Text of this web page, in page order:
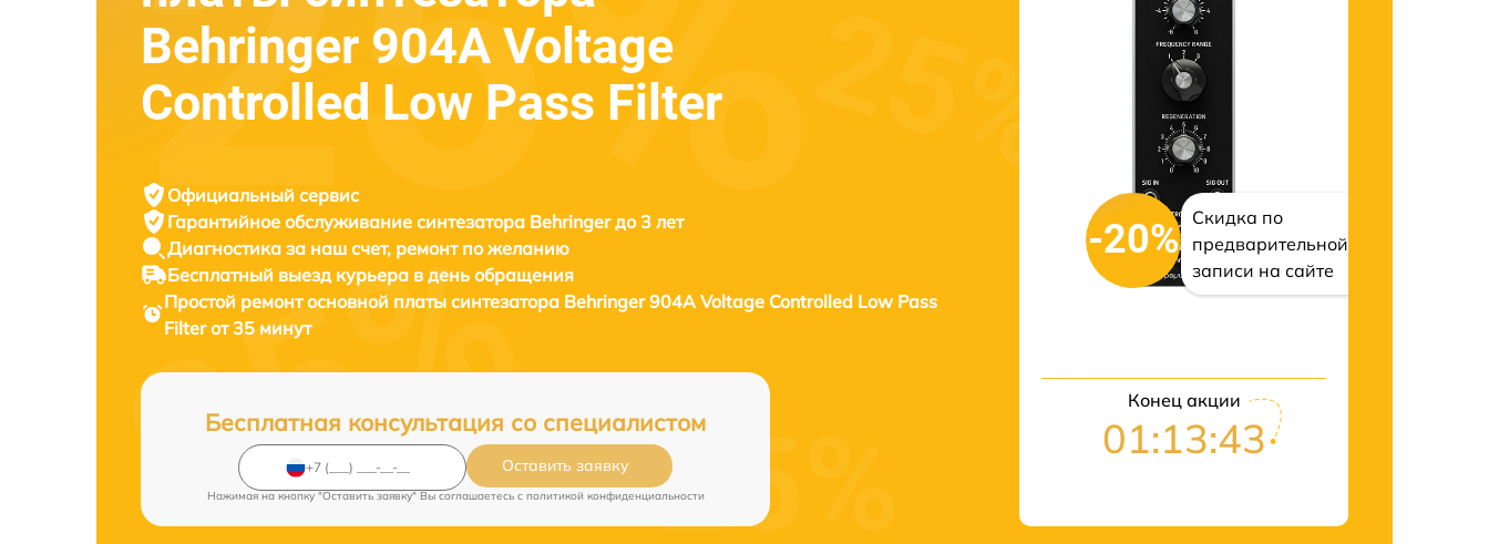
Behringer 904A Voltage
Controlled Low Pass Filter
Официальный сервис
Гарантийное обслуживание синтезатора Behringer до 3 лет
Диагностика за наш счет, ремонт по желанию
Бесплатный выезд курьера в день обращения
Простой ремонт основной платы синтезатора Behringer 904A Voltage Controlled Low Pass
Filter от 35 минут
Бесплатная консультация со специалистом
Оставить заявку
Нажимая на кнопку "Оставить заявку" Вы соглашаетесь c политикой конфиденциальности
-20%
Скидка по
предварительной
записи на сайте
Конец акции
01:13:42